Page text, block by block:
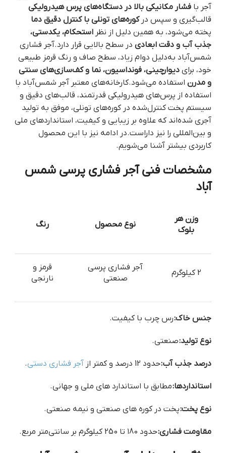
آجر با فشار مکانیکی بالا در دستگاه‌های پرس هیدرولیکی
قالب‌گیری و سپس درکوره‌های تونلی با کنترل دقیق دما
پخته می‌شود، به همین دلیل از نظر استحکام، یکدستی،
جذب آب و دقت ابعادی در سطح بالایی قرار دارد.آجر فشاری
شمس‌آباد به‌دلیل دوام زیاد، سطح صاف و رنگ قرمز طبیعی
خود، برای دیوارچینی، فونداسیون، نما و کف‌سازی‌های سنتی
و مدرن استفاده می‌شود.کارخانه‌های معتبر آجر شمس‌آباد با
استفاده از پرس‌های هیدرولیکی قدرتمند، قالب‌های دقیق و
سیستم پخت کنترل‌شده در کوره‌های تونلی، موفق به تولید
آجری شده‌اند که علاوه بر زیبایی و کیفیت، استانداردهای ملی
و بین‌المللی را نیز داراست.در ادامه نیز با این محصول
کاربردی بیشتر آشنا می‌شویم.
مشخصات فنی آجر فشاری پرسی شمس
آباد
وزن هر
بلوک
نوع محصول رنگ
2 کیلوگرم
آجر فشاری پرسی
صنعتی
قرمز و
نارنجی
جنس خاک:رس چرب با کیفیت.
نوع تولید:صنعتی.
درصد جذب آب:حدود 12 درصد و کمتر از آجر فشاری دستی.
استانداردها:مطابق با استاندارد های ملی و جهانی.
نوع پخت:پخت در کوره های صنعتی و نیمه صنعتی.
مقاومت فشاری:حدود ۱80 تا 250 کیلوگرم بر سانتی‌متر مربع.